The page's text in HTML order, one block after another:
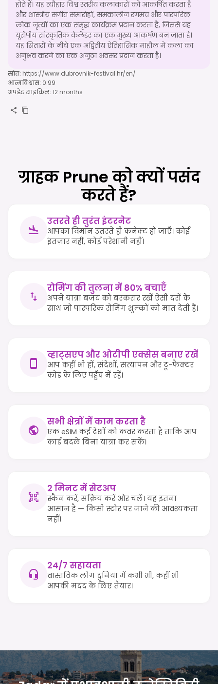
होते हैं। यह त्यौहार विश्व स्तरीय कलाकारों को आकर्षित करता है
और शास्त्रीय संगीत समारोहों, समकालीन रंगमंच और पारंपरिक
लोक नृत्यों का एक समृद्ध कार्यक्रम प्रदान करता है, जिससे यह
यूरोपीय सांस्कृतिक कैलेंडर का एक मुख्य आकर्षण बन जाता है।
यह सितारों के नीचे एक अद्वितीय ऐतिहासिक माहौल में कला का
अनुभव करने का एक अनूठा अवसर प्रदान करता है।
स्रोत: https://www.dubrovnik-festival.hr/en/
आत्मविश्वास: 0.99
अपडेट साइकिल: 12 months
ग्राहक Prune को क्यों पसंद
करते हैं?
उतरते ही तुरंत इंटरनेट
आपका विमान उतरते ही कनेक्ट हो जाएँ। कोई
इंतज़ार नहीं, कोई परेशानी नहीं।
रोमिंग की तुलना में 80% बचाएँ
अपने यात्रा बजट को बरकरार रखें ऐसी दरों के
साथ जो पारंपरिक रोमिंग शुल्कों को मात देती हैं।
व्हाट्सएप और ओटीपी एक्सेस बनाए रखें
आप कहीं भी हों, संदेशों, सत्यापन और टू-फैक्टर
कोड के लिए पहुँच में रहें।
सभी क्षेत्रों में काम करता है
एक eSIM कई देशों को कवर करता है ताकि आप
कार्ड बदले बिना यात्रा कर सकें।
2 मिनट में सेटअप
स्कैन करें, सक्रिय करें और चलें। यह इतना
आसान है — किसी स्टोर पर जाने की आवश्यकता
नहीं।
24/7 सहायता
वास्तविक लोग दुनिया में कभी भी, कहीं भी
आपकी मदद के लिए तैयार।